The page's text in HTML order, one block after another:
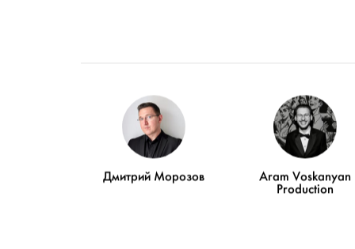
Дмитрий Морозов
Aram Voskanyan
Production